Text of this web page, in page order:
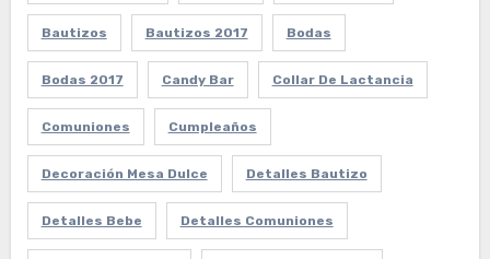
Bautizos Bautizos 2017 Bodas
Bodas 2017 Candy Bar Collar De Lactancia
Comuniones Cumpleaños
Decoración Mesa Dulce Detalles Bautizo
Detalles Bebe Detalles Comuniones